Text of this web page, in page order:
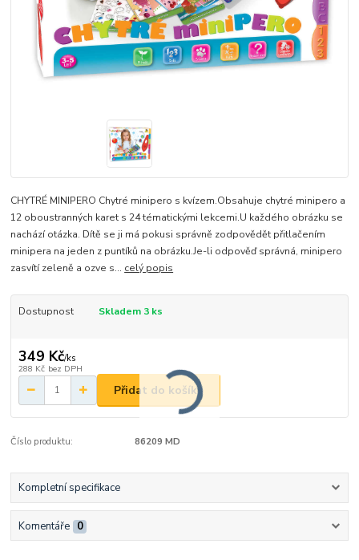
CHYTRÉ MINIPERO Chytré minipero s kvízem.Obsahuje chytré minipero a
12 oboustranných karet s 24 tématickými lekcemi.U každého obrázku se
nachází otázka. Dítě se ji má pokusi správně zodpovědět přitlačením
minipera na jeden z puntíků na obrázku.Je-li odpověď správná, minipero
zasvítí zeleně a ozve s... celý popis
Dostupnost Skladem 3 ks
349 Kč/ks
288 Kč bez DPH
Přidat do košíku
Číslo produktu: 86209 MD
Kompletní specifikace
Komentáře 0